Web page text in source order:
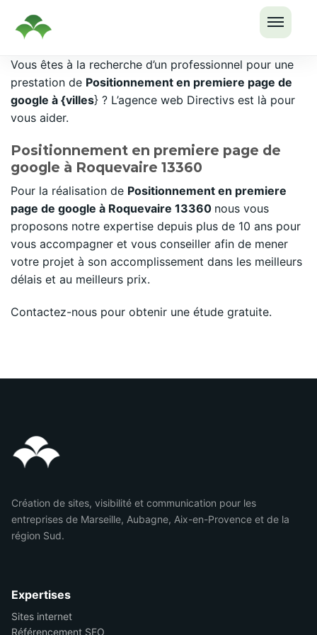
LE
MENU
Passer
au
contenu
Vous êtes à la recherche d’un professionnel pour une
prestation de Positionnement en premiere page de
google à {villes} ? L’agence web Directivs est là pour
vous aider.
Positionnement en premiere page de
google à Roquevaire 13360
Pour la réalisation de Positionnement en premiere
page de google à Roquevaire 13360 nous vous
proposons notre expertise depuis plus de 10 ans pour
vous accompagner et vous conseiller afin de mener
votre projet à son accomplissement dans les meilleurs
délais et au meilleurs prix.
Contactez-nous pour obtenir une étude gratuite.
Création de sites, visibilité et communication pour les
entreprises de Marseille, Aubagne, Aix-en-Provence et de la
région Sud.
Expertises
Sites internet
Référencement SEO